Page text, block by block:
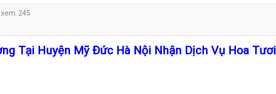
245
Tại Huyện Mỹ Đức Hà Nội Nhận Dịch Vụ Hoa Tươi